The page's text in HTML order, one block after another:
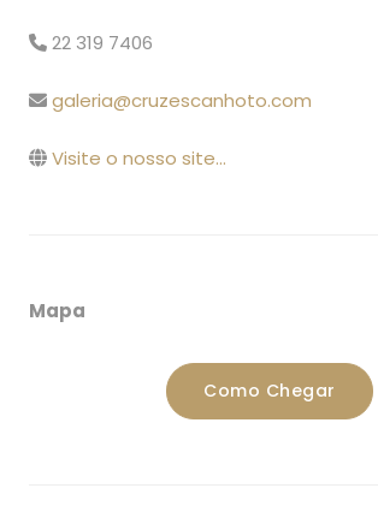
22 319 7406
galeria@cruzescanhoto.com
Visite o nosso site...
Mapa
Como Chegar